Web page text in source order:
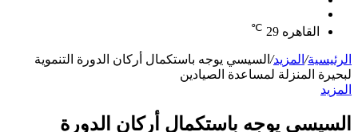
عشوائي
القاهره 29
℃
الرئيسية/ المزيد/ السيسي يوجه باستكمال أركان الدورة التنموية
لبحيرة المنزلة لمساعدة الصيادين
المزيد
السيسي يوجه باستكمال أركان الدورة